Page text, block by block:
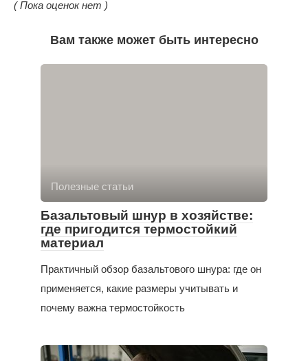
( Пока оценок нет )
Вам также может быть интересно
Полезные статьи
Базальтовый шнур в хозяйстве:
где пригодится термостойкий
материал
Практичный обзор базальтового шнура: где он
применяется, какие размеры учитывать и
почему важна термостойкость